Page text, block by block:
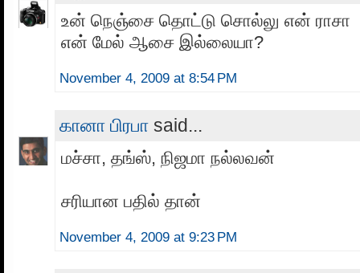
உன் நெஞ்சை தொட்டு சொல்லு என் ராசா
என் மேல் ஆசை இல்லையா?
November 4, 2009 at 8:54 PM
கானா பிரபா said...
மச்சா, தங்ஸ், நிஜமா நல்லவன்
சரியான பதில் தான்
November 4, 2009 at 9:23 PM